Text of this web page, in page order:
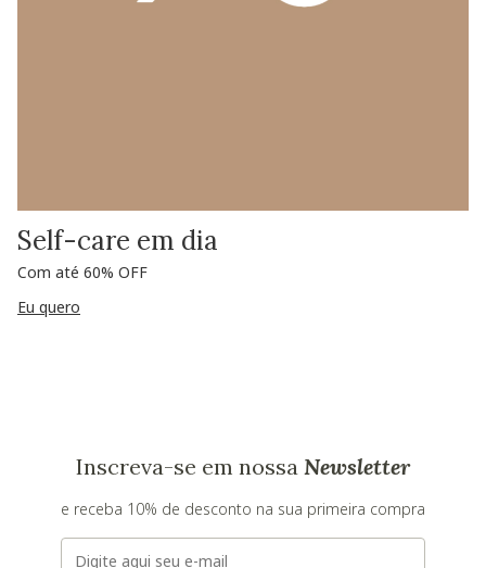
Self-care em dia
Com até 60% OFF
Eu quero
Inscreva-se em nossa Newsletter
e receba 10% de desconto na sua primeira compra
E-mail